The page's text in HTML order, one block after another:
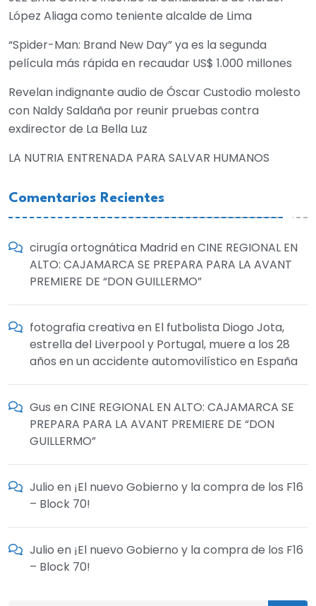
López Aliaga como teniente alcalde de Lima
“Spider-Man: Brand New Day” ya es la segunda
película más rápida en recaudar US$ 1.000 millones
Revelan indignante audio de Óscar Custodio molesto
con Naldy Saldaña por reunir pruebas contra
exdirector de La Bella Luz
LA NUTRIA ENTRENADA PARA SALVAR HUMANOS
Comentarios Recientes
cirugía ortognática MadridenCINE REGIONAL EN
ALTO: CAJAMARCA SE PREPARA PARA LA AVANT
PREMIERE DE “DON GUILLERMO”
fotografia creativaen El futbolista Diogo Jota,
estrella del Liverpool y Portugal, muere a los 28
años en un accidente automovilístico en España
Gus enCINE REGIONAL EN ALTO: CAJAMARCA SE
PREPARA PARA LA AVANT PREMIERE DE “DON
GUILLERMO”
Julio en ¡El nuevo Gobierno y la compra de los F16
– Block 70!
Julio en ¡El nuevo Gobierno y la compra de los F16
– Block 70!